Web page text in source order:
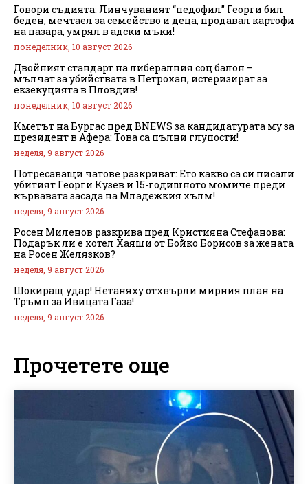
Говори съдията: Линчуваният “педофил” Георги бил
беден, мечтаел за семейство и деца, продавал картофи
на пазара, умрял в адски мъки!
понеделник, 10 август 2026
Двойният стандарт на либералния соц балон –
мълчат за убийствата в Петрохан, истеризират за
екзекуцията в Пловдив!
понеделник, 10 август 2026
Кметът на Бургас пред BNEWS за кандидатурата му за
президент в Афера: Това са пълни глупости!
неделя, 9 август 2026
Потресаващи чатове разкриват: Ето какво са си писали
убитият Георги Кузев и 15-годишното момиче преди
кървавата засада на Младежкия хълм!
неделя, 9 август 2026
Росен Миленов разкрива пред Кристияна Стефанова:
Подарък ли е хотел Хаяши от Бойко Борисов за жената
на Росен Желязков?
неделя, 9 август 2026
Шокиращ удар! Нетаняху отхвърли мирния план на
Тръмп за Ивицата Газа!
неделя, 9 август 2026
Прочетете още